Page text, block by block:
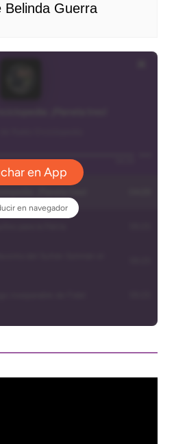
Belinda Guerra